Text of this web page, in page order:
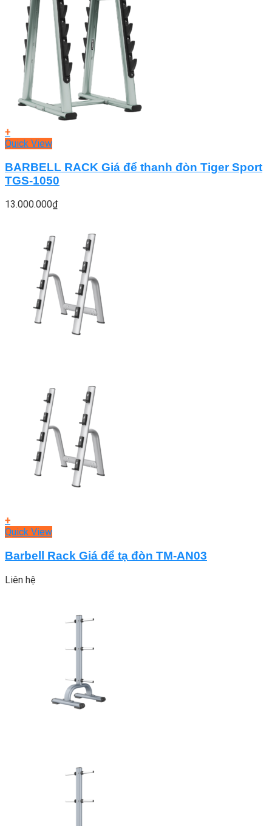
+
Quick View
BARBELL RACK Giá để thanh đòn Tiger Sport
TGS-1050
13.000.000₫
+
Quick View
Barbell Rack Giá để tạ đòn TM-AN03
Liên hệ